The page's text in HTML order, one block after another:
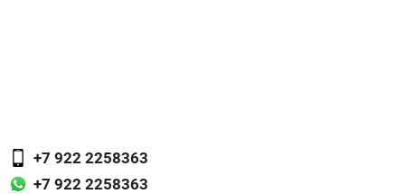
+7 922 2258363
+7 922 2258363